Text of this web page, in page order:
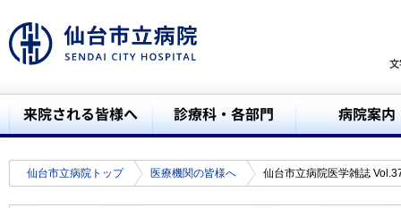
仙台市立病院トップ 医療機関の皆様へ 仙台市立病院医学雑誌